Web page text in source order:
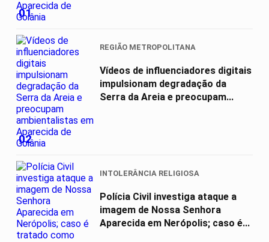
01
02
REGIÃO METROPOLITANA
Vídeos de influenciadores digitais
impulsionam degradação da
Serra da Areia e preocupam...
INTOLERÂNCIA RELIGIOSA
Polícia Civil investiga ataque a
imagem de Nossa Senhora
Aparecida em Nerópolis; caso é...